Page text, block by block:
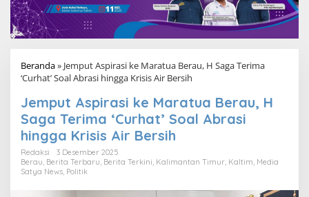
Beranda» Jemput Aspirasi ke Maratua Berau, H Saga Terima
‘Curhat’ Soal Abrasi hingga Krisis Air Bersih
Jemput Aspirasi ke Maratua Berau, H
Saga Terima ‘Curhat’ Soal Abrasi
hingga Krisis Air Bersih
Redaksi
3 Desember 2025
Berau Berita Terbaru Berita Terkini Kalimantan Timur Kaltim Media
Satya News Politik